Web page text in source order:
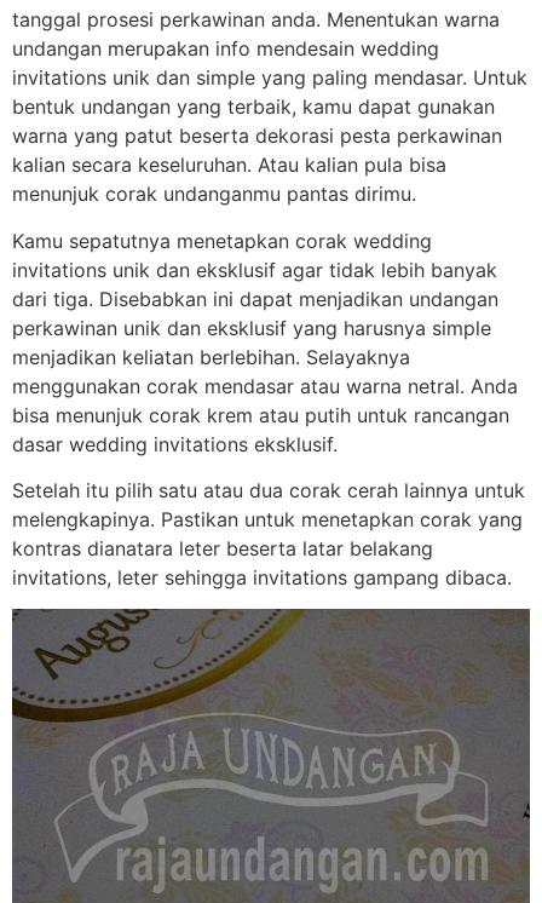
tanggal prosesi perkawinan anda. Menentukan warna
undangan merupakan info mendesain wedding
invitations unik dan simple yang paling mendasar. Untuk
bentuk undangan yang terbaik, kamu dapat gunakan
warna yang patut beserta dekorasi pesta perkawinan
kalian secara keseluruhan. Atau kalian pula bisa
menunjuk corak undanganmu pantas dirimu.
Kamu sepatutnya menetapkan corak wedding
invitations unik dan eksklusif agar tidak lebih banyak
dari tiga. Disebabkan ini dapat menjadikan undangan
perkawinan unik dan eksklusif yang harusnya simple
menjadikan keliatan berlebihan. Selayaknya
menggunakan corak mendasar atau warna netral. Anda
bisa menunjuk corak krem atau putih untuk rancangan
dasar wedding invitations eksklusif.
Setelah itu pilih satu atau dua corak cerah lainnya untuk
melengkapinya. Pastikan untuk menetapkan corak yang
kontras dianatara leter beserta latar belakang
invitations, leter sehingga invitations gampang dibaca.